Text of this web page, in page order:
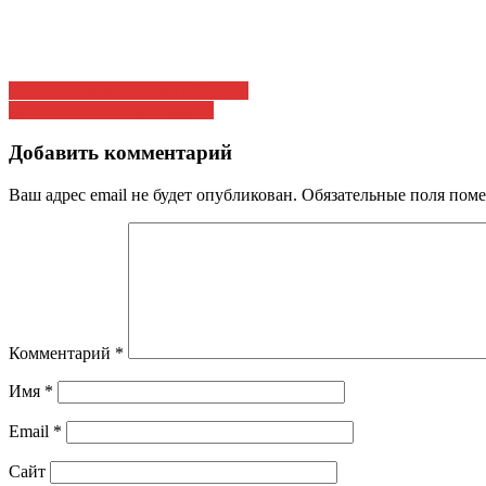
Навигация
по
записям
Добавить комментарий
Ваш адрес email не будет опубликован. Обязательные поля
Комментарий *
Имя *
Email *
Сайт